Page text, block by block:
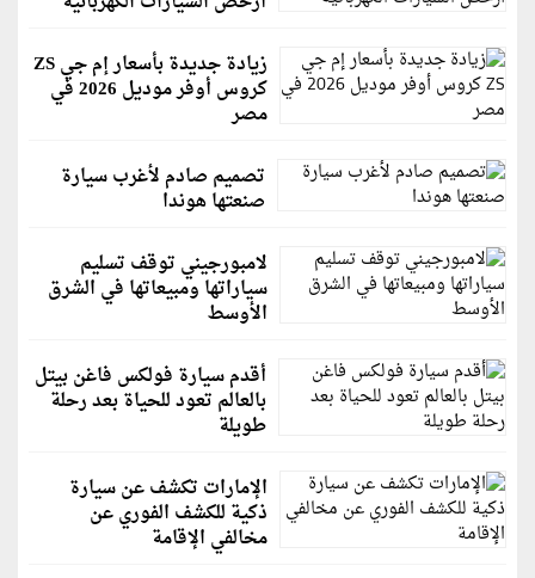
زيادة جديدة بأسعار إم جي ZS
كروس أوفر موديل 2026 في
مصر
تصميم صادم لأغرب سيارة
صنعتها هوندا
لامبورجيني توقف تسليم
سياراتها ومبيعاتها في الشرق
الأوسط
أقدم سيارة فولكس فاغن بيتل
بالعالم تعود للحياة بعد رحلة
طويلة
الإمارات تكشف عن سيارة
ذكية للكشف الفوري عن
مخالفي الإقامة